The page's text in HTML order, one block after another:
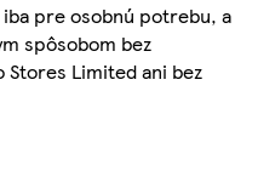
pre osobnú potrebu, a
spôsobom bez
Stores Limited ani bez